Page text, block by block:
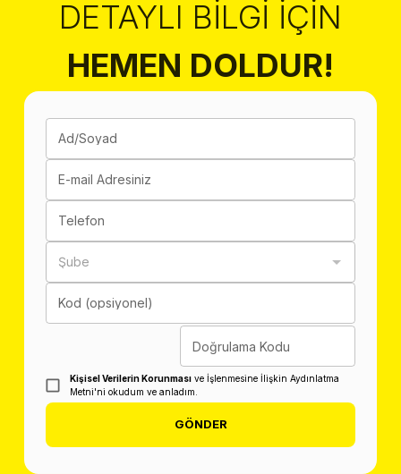
DETAYLI BILGI İÇIN
HEMEN DOLDUR!
Ad/Soyad
E-mail Adresiniz
Telefon
Şube
Kod (opsiyonel)
Doğrulama Kodu
Kişisel Verilerin Korunması ve İşlenmesine İlişkin Aydınlatma
Metni'ni okudum ve anladım.
GÖNDER